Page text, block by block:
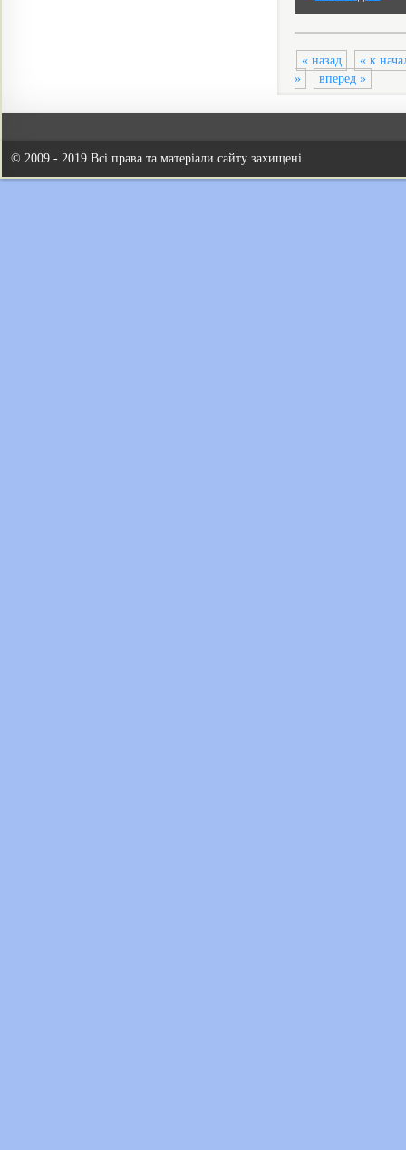
« назад
« к
»
вперед »
© 2009 - 2019 Всі права та матеріали сайту захищені